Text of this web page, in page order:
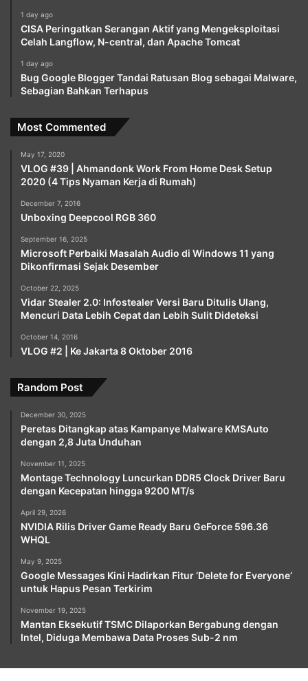
1 day ago
CISA Peringatkan Serangan Aktif yang Mengeksploitasi
Celah Langflow, N-central, dan Apache Tomcat
1 day ago
Bug Google Blogger Tandai Ratusan Blog sebagai Malware,
Sebagian Bahkan Terhapus
Most Commented
May 17, 2020
VLOG #39 | Ahmandonk Work From Home Desk Setup
2020 (4 Tips Nyaman Kerja di Rumah)
December 7, 2016
Unboxing Deepcool RGB 360
September 16, 2025
Microsoft Perbaiki Masalah Audio di Windows 11 yang
Dikonfirmasi Sejak Desember
October 22, 2025
Vidar Stealer 2.0: Infostealer Versi Baru Ditulis Ulang,
Mencuri Data Lebih Cepat dan Lebih Sulit Dideteksi
October 14, 2016
VLOG #2 | Ke Jakarta 8 Oktober 2016
Random Post
December 30, 2025
Peretas Ditangkap atas Kampanye Malware KMSAuto
dengan 2,8 Juta Unduhan
November 11, 2025
Montage Technology Luncurkan DDR5 Clock Driver Baru
dengan Kecepatan hingga 9200 MT/s
April 29, 2026
NVIDIA Rilis Driver Game Ready Baru GeForce 596.36
WHQL
May 9, 2025
Google Messages Kini Hadirkan Fitur ‘Delete for Everyone’
untuk Hapus Pesan Terkirim
November 19, 2025
Mantan Eksekutif TSMC Dilaporkan Bergabung dengan
Intel, Diduga Membawa Data Proses Sub-2 nm